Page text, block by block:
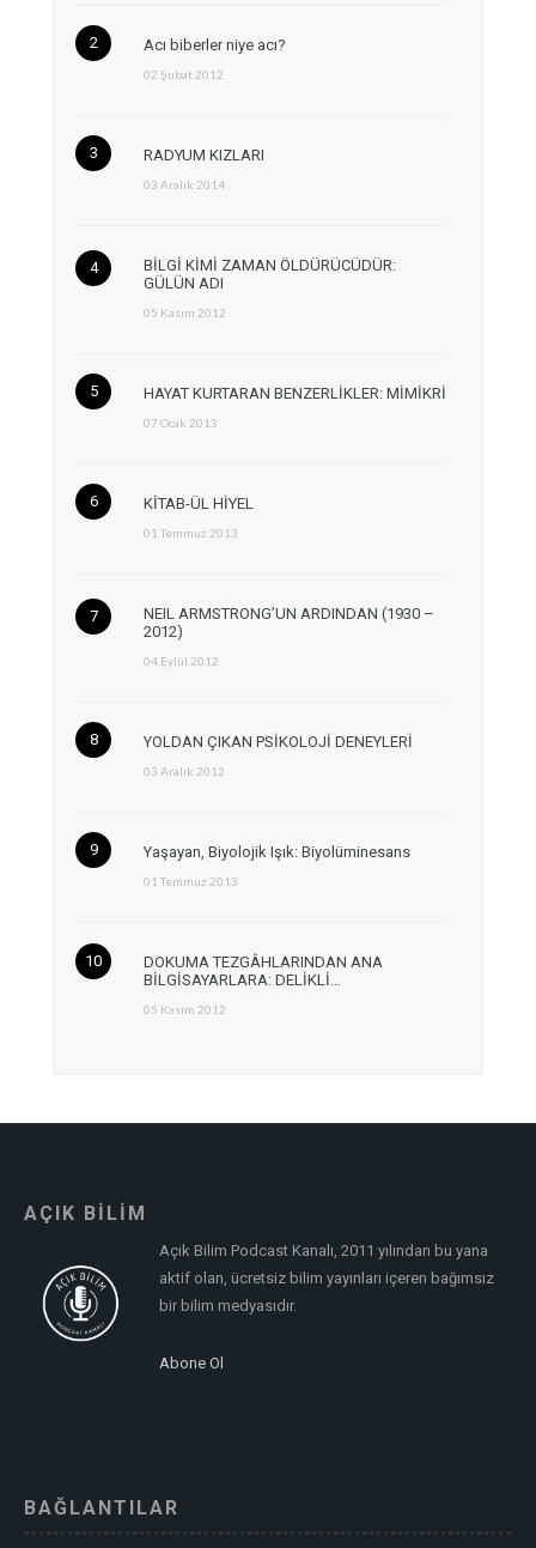
Acı biberler niye acı?
02 Şubat 2012
RADYUM KIZLARI
03 Aralık 2014
BİLGİ KİMİ ZAMAN ÖLDÜRÜCÜDÜR:
GÜLÜN ADI
05 Kasım 2012
HAYAT KURTARAN BENZERLİKLER: MİMİKRİ
07 Ocak 2013
KİTAB-ÜL HİYEL
01 Temmuz 2013
NEIL ARMSTRONG’UN ARDINDAN (1930 –
2012)
04 Eylül 2012
YOLDAN ÇIKAN PSİKOLOJİ DENEYLERİ
03 Aralık 2012
Yaşayan, Biyolojik Işık: Biyolüminesans
01 Temmuz 2013
DOKUMA TEZGÂHLARINDAN ANA
BİLGİSAYARLARA: DELİKLİ…
05 Kasım 2012
AÇIK BİLİM
Açık Bilim Podcast Kanalı, 2011 yılından bu yana
aktif olan, ücretsiz bilim yayınları içeren bağımsız
bir bilim medyasıdır.
Abone Ol
BAĞLANTILAR